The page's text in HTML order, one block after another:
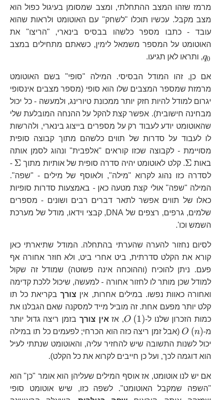
מרמז שזהו המצב ההתחלתי, ומצב שמסומן בעיגול כפול הוא
מצב מקבל. עכשיו תוכלו "לשחק" עם האוטומט ולראות שהוא
עובד - כתבו מספר כלשהו בבסיס בינארי, "הריצו" את
האוטומט על המספר משמאל לימין, כשאתם מתחילים במצב
q0 , ותראו לאן תגיעו.
אם כן, זהו המודל הבסיסי. המילה "סופי" בשם האוטומט
מרמזת שמספר המצבים שלו הוא סופי (מספר מצבים אינסופי
יגרום למודל להיות חזק יותר ממכונת טיורינג, ולמעשה - כל יכול
מבחינה חישובית). אפשר קצת להקל על ההנחה המובלעת שלי
שהאוטומט יודע לעבוד רק על מספרים בייצוג בינארי, ולהרשות
לו לעבוד על סדרות של תווים כלשהם מתוך קבוצה סופית
מסויימת - לקבוצה שכזו קוראים "אלפבית" ונהוג לסמן אותה
באות
\Sigma Σ. קלט לאוטומט יהיה סדרה סופית של אותיות מתוך Σ
-
לסדרה כזו נהוג לקרוא "מילה", ולאוסף של מילים - "שפה".
המילה "שפה" אולי קצת מטעה כאן - באמצעות סדרות סופיות
כאלו של תווים אפשר לתאר דברים רבים ושונים - מספרים
שלמים, גרפים, רצפים של DNA, קבצי וידאו, מודל של מערכת
השמש וכו'.
לסיום נחזור להערה שהערתי בהתחלה. המודל שתיארתי כאן
קורא את הקלט סדרתית, ביט אחרי ביט, ולא חוזר אחורה אף
פעם. ניתן להוכיח (וההוכחה אינה פשוטה) שמודל זה שקול
למודל שכן מותר לו לחזור אחורה - למעשה, שיכול ללכת קדימה
ואחורה כאוות נפשו. במילים אחרות, אין צורךבקריאת כל תו
קלט יותר מפעם אחת. זה מוביל מייד למסקנה שאם הגבלנו את
כמות הזכרון שלנו ל-O\left(1\right)
O (1) , אז אין צורך בזמן ריצה גדול יותר
מ-
O\left(n\right) O (n)
(אבל זמן ריצה כזה הוא הכרחי; לפעמים כל תו במילה
יכול לשנות התשובה שיש להחזיר עליה, והאוטומט שנתתי לעיל
הוא דוגמה לכך, ועל כן חייבים לקרוא את כל הקלט).
אם יש לנו אוטומט, אז אוסף המילים שעליהן הוא אומר "כן" הוא
"השפה שמקבל האוטומט". לשפה כזו, שיש אוטומט סופי